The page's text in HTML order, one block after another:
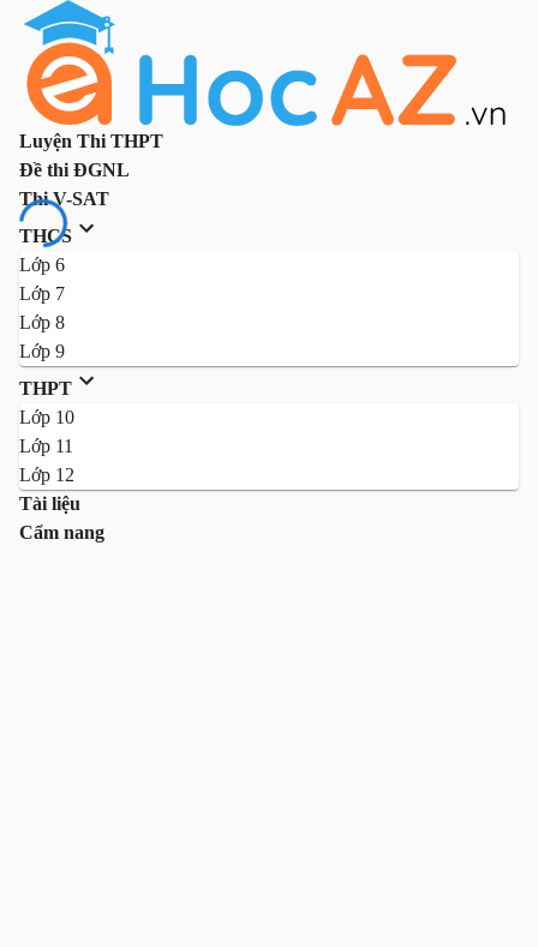
Luyện Thi THPT
Đề thi ĐGNL
Thi V-SAT
THCS
Lớp 6
Lớp 7
Lớp 8
Lớp 9
THPT
Lớp 10
Lớp 11
Lớp 12
Tài liệu
Cẩm nang